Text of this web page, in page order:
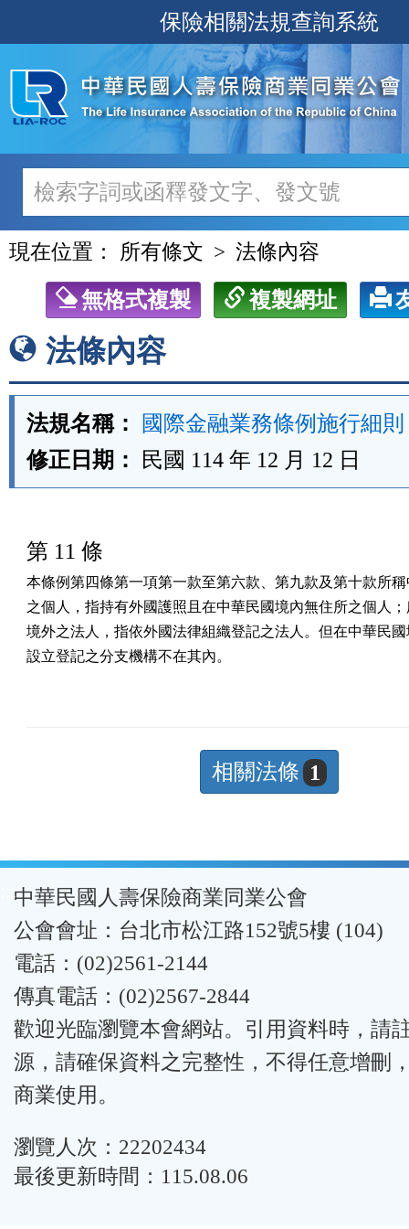
至
主
內
容
保險相關法規查詢系統
現在位置： 所有條文 法條內容
無格式複製 複製網址
法條內容
法規名稱：
國際金融業務條例施行細則
修正日期：
民國 114 年 12 月 12 日
第 11 條
本條例第四條第一項第一款至第六款、第九款及第十款所
之個人，指持有外國護照且在中華民國境內無住所之個人
境外之法人，指依外國法律組織登記之法人。但在中華民
設立登記之分支機構不在其內。
相關法條 1
:::中華民國人壽保險商業同業公會
公會會址：台北市松江路152號5樓 (104)
電話：(02)2561-2144
傳真電話：(02)2567-2844
歡迎光臨瀏覽本會網站。引用資料時，請
源，請確保資料之完整性，不得任意增刪
商業使用。
瀏覽人次：22202434
最後更新時間：115.08.06